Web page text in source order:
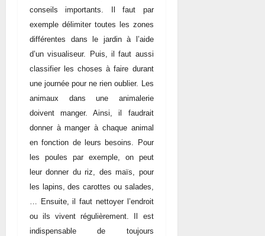
conseils importants. Il faut par
exemple délimiter toutes les zones
différentes dans le jardin à l’aide
d’un visualiseur. Puis, il faut aussi
classifier les choses à faire durant
une journée pour ne rien oublier. Les
animaux dans une animalerie
doivent manger. Ainsi, il faudrait
donner à manger à chaque animal
en fonction de leurs besoins. Pour
les poules par exemple, on peut
leur donner du riz, des maïs, pour
les lapins, des carottes ou salades,
… Ensuite, il faut nettoyer l’endroit
ou ils vivent régulièrement. Il est
indispensable de toujours